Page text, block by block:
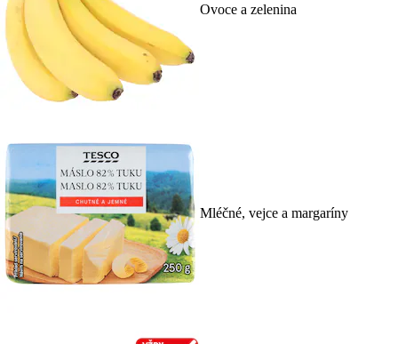
Ovoce a zelenina
Mléčné, vejce a margaríny